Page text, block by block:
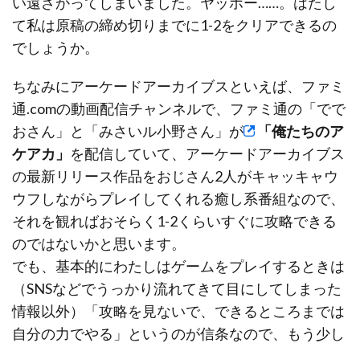
て私は原稿の締め切りまでに1-2をクリアできるの
でしょうか。
ちなみにアーケードアーカイブスといえば、ファミ
通.comの動画配信チャンネルで、ファミ通の「でで
おさん」と「みさいル小野さん」が
「俺たちのア
ケアカ」 を配信していて、アーケードアーカイブス
の最新リリース作品をおじさん2人がキャッキャウ
ウフしながらプレイしてくれる癒し系番組なので、
それを観ればおそらく1-2くらいすぐに攻略できる
のではないかと思います。
でも、基本的にわたしはゲームをプレイするときは
（SNSなどでうっかり流れてきて目にしてしまった
情報以外）「攻略を見ないで、できるところまでは
自分の力でやる」というのが信条なので、もう少し